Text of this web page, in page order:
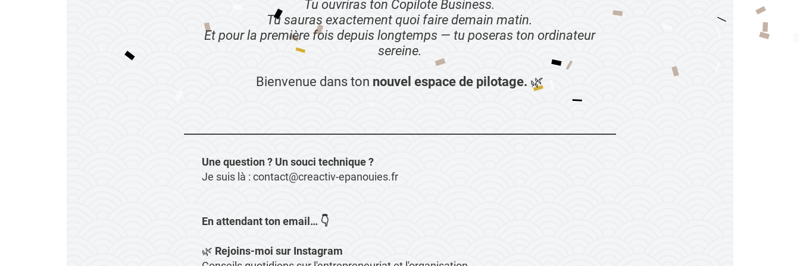
Tu ouvriras ton Copilote Business.
Tu sauras exactement quoi faire demain matin.
Et pour la première fois depuis longtemps — tu poseras ton ordinateur
sereine.
Bienvenue dans ton nouvel espace de pilotage. 🌿
Une question ? Un souci technique ?
Je suis là : contact@creactiv-epanouies.fr
En attendant ton email… 👇
🌿 Rejoins-moi sur Instagram